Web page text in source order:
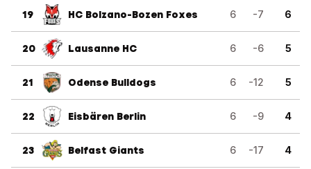
19 HC Bolzano-Bozen Foxes 6 -7 6
20 Lausanne HC 6 -6 5
21 Odense Bulldogs 6 -12 5
22 Eisbären Berlin 6 -9 4
23 Belfast Giants 6 -17 4